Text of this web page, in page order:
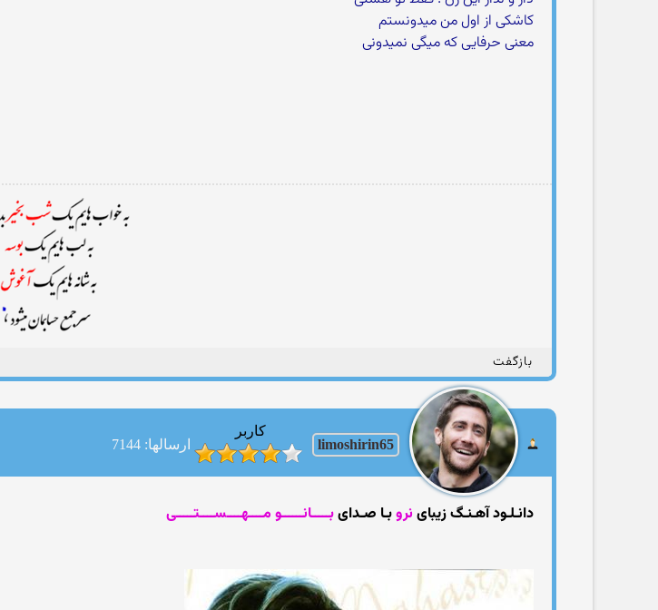
کاشکی از اول من میدونستم
معنی حرفایی که میگی نمیدونی
بازگفت
limoshirin65
کاربر
ارسالها: 7144
دانـلـود آهـنـگ زیباینروبـا صـدایبـــــانــــــو مــــهــــســــتـــــی